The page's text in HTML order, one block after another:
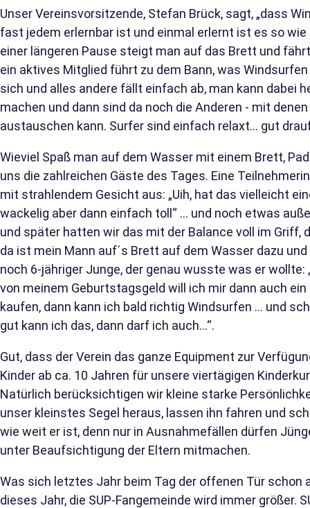
Unser Vereinsvorsitzende, Stefan Brück, sagt, „dass
fast jedem erlernbar ist und einmal erlernt ist es so
einer längeren Pause steigt man auf das Brett und
ein aktives Mitglied führt zu dem Bann, was
sich und alles andere fällt einfach ab, man kann dabei
machen und dann sind da noch die Anderen - mit
austauschen kann. Surfer sind einfach relaxt… gut
Wieviel Spaß man auf dem Wasser mit einem Brett,
uns die zahlreichen Gäste des Tages. Eine
mit strahlendem Gesicht aus: „Uih, hat das vielleicht
wackelig aber dann einfach toll“ … und noch etwas
und später hatten wir das mit der Balance voll im Griff,
da ist mein Mann auf´s Brett auf dem Wasser dazu
noch 6-jähriger Junge, der genau wusste was er wollte:
von meinem Geburtstagsgeld will ich mir dann auch
kaufen, dann kann ich bald richtig Windsurfen … und
gut kann ich das, dann darf ich auch…“.
Gut, dass der Verein das ganze Equipment zur
Kinder ab ca. 10 Jahren für unsere viertägigen
Natürlich berücksichtigen wir kleine starke
unser kleinstes Segel heraus, lassen ihn fahren und
wie weit er ist, denn nur in Ausnahmefällen dürfen
unter Beaufsichtigung der Eltern mitmachen.
Was sich letztes Jahr beim Tag der offenen Tür
dieses Jahr, die SUP-Fangemeinde wird immer größer.